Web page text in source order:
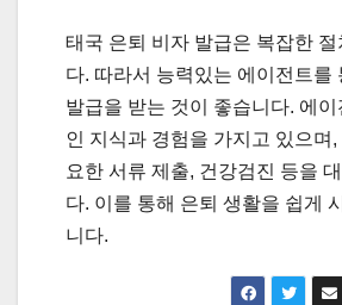
태국 은퇴 비자 발급은 복잡한 절
다. 따라서 능력있는 에이전트를
발급을 받는 것이 좋습니다. 에
인 지식과 경험을 가지고 있으며,
요한 서류 제출, 건강검진 등을
다. 이를 통해 은퇴 생활을 쉽게
니다.